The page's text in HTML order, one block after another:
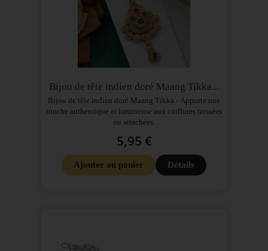
Bijou de tête indien doré Maang Tikka...
Bijou de tête indien doré Maang Tikka - Apporte une
touche authentique et lumineuse aux coiffures tressées
ou attachées.
5,95 €
Ajouter au panier Détails